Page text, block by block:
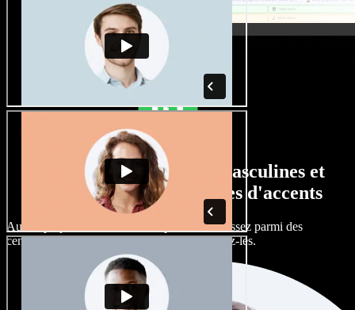
Un large choix de voix masculines et
féminines, avec tous types d'accents
Aucun projet ne devrait sonner pareil. Choisissez parmi des
centaines de voix IA et d'accents, et peaufinez-les.